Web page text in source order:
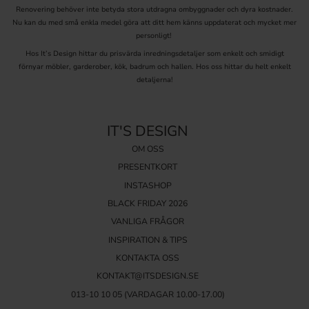
Ge dina möbler nytt liv
Med nya handtag kan du enkelt förnya köksluckor, garderober,
byråer och andra möbler. Kombinera gärna olika modeller –
exempelvis skålhandtag på lådor och knoppar på skåpsluckor – för
ett harmoniskt och genomtänkt resultat.
Passar samma handtag till både skåp och lådor?
Ja, de flesta möbelhandtag fungerar utmärkt till både skåp och
lådor. Valet handlar främst om design och vilket grepp du föredrar.
Ja, alla våra handtag levereras med M4-skruv. Ange gärna tjockleken
på dina luckor eller lådor i samband med beställningen så anpassar
Mät avståndet mellan mitten på de befintliga skruvhålen. Det måttet
anger vilket cc-mått du ska välja.
Hitta rätt handtag hos It's Design
Renovering behöver inte betyda stora utdragna ombyggnader och dyra kostnader.
Nu kan du med små enkla medel göra att ditt hem känns uppdaterat och mycket mer
personligt!
Hos It’s Design hittar du prisvärda inredningsdetaljer som enkelt och smidigt
förnyar möbler, garderober, kök, badrum och hallen. Hos oss hittar du helt enkelt
detaljerna!
IT'S DESIGN
OM OSS
PRESENTKORT
INSTASHOP
BLACK FRIDAY 2026
VANLIGA FRÅGOR
INSPIRATION & TIPS
KONTAKTA OSS
KONTAKT@ITSDESIGN.SE
013-10 10 05(VARDAGAR 10.00-17.00)